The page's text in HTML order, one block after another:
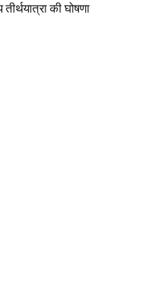
की घोषणा